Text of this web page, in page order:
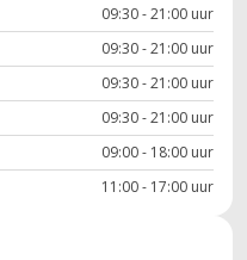
09:30 - 21:00 uur
09:30 - 21:00 uur
09:30 - 21:00 uur
09:30 - 21:00 uur
09:00 - 18:00 uur
11:00 - 17:00 uur